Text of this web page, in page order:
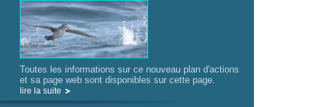
Toutes les informations sur ce nouveau plan d'actions
et sa page web sont disponibles sur cette page.
lire la suite